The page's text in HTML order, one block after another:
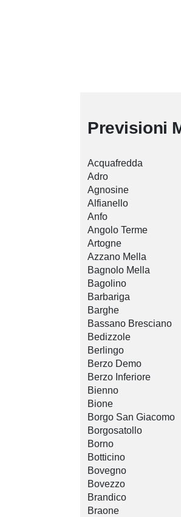
Previsioni
Acquafredda
Adro
Agnosine
Alfianello
Anfo
Angolo Terme
Artogne
Azzano Mella
Bagnolo Mella
Bagolino
Barbariga
Barghe
Bassano Bresciano
Bedizzole
Berlingo
Berzo Demo
Berzo Inferiore
Bienno
Bione
Borgo San Giacomo
Borgosatollo
Borno
Botticino
Bovegno
Bovezzo
Brandico
Braone